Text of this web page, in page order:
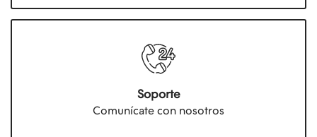
Soporte
Comunícate con nosotros